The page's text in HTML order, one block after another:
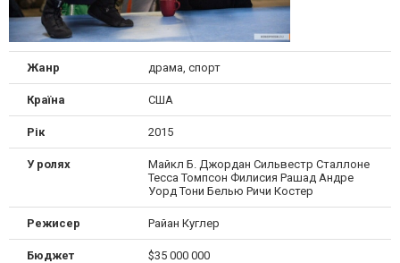
Жанр драма, спорт
Країна США
Рік 2015
У ролях
Майкл Б. Джордан Сильвестр Сталлоне
Тесса Томпсон Филисия Рашад Андре
Уорд Тони Белью Ричи Костер
Режисер Райан Куглер
Бюджет $35 000 000